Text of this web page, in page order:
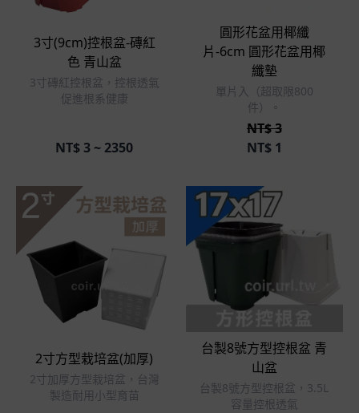
立即選購
3寸(9cm)控根盆-磚紅
色 青山盆
3寸磚紅控根盆，控根透氣
促進根系健康
NT$3 ~ 2350
圓形花盆用椰纖
片-6cm 圓形花盆用椰
纖墊
單片入（超取限800
件）。
NT$ 3
NT$1
立即選購
2寸方型栽培盆(加厚)
2寸加厚方型栽培盆，台灣
製造耐用小型育苗
立即選購
台製8號方型控根盆 青
山盆
台製8號方型控根盆，3.5L
容量控根透氣